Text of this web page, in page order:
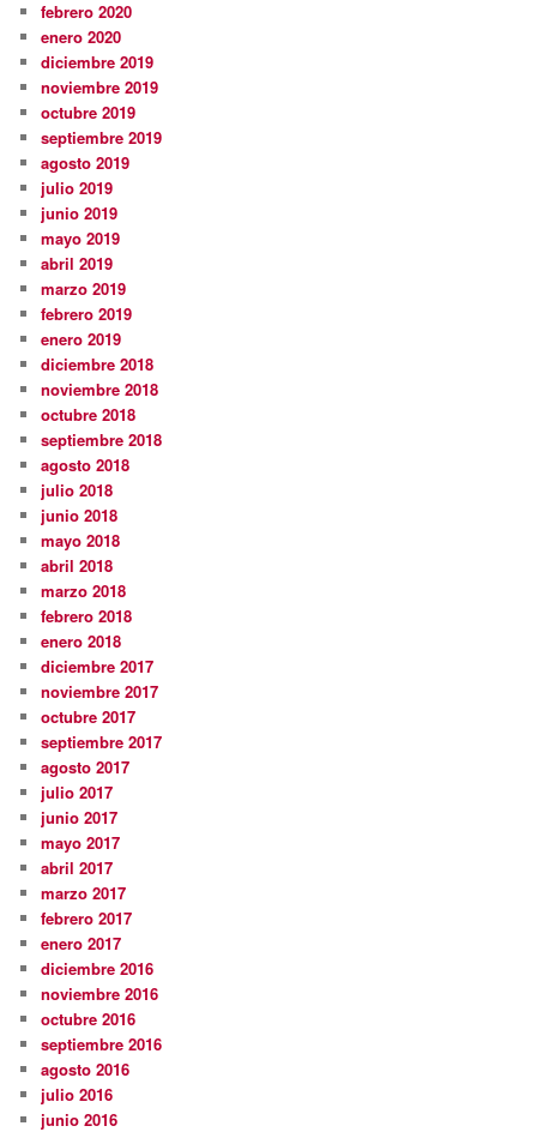
febrero 2020
enero 2020
diciembre 2019
noviembre 2019
octubre 2019
septiembre 2019
agosto 2019
julio 2019
junio 2019
mayo 2019
abril 2019
marzo 2019
febrero 2019
enero 2019
diciembre 2018
noviembre 2018
octubre 2018
septiembre 2018
agosto 2018
julio 2018
junio 2018
mayo 2018
abril 2018
marzo 2018
febrero 2018
enero 2018
diciembre 2017
noviembre 2017
octubre 2017
septiembre 2017
agosto 2017
julio 2017
junio 2017
mayo 2017
abril 2017
marzo 2017
febrero 2017
enero 2017
diciembre 2016
noviembre 2016
octubre 2016
septiembre 2016
agosto 2016
julio 2016
junio 2016